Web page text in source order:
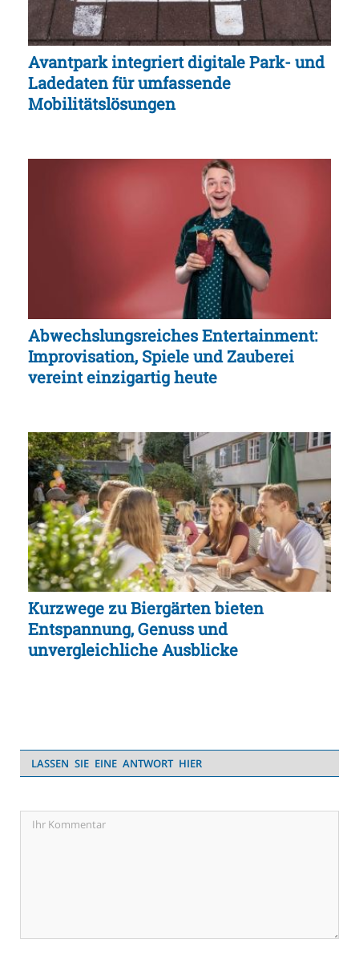
Avantpark integriert digitale Park- und
Ladedaten für umfassende
Mobilitätslösungen
Abwechslungsreiches Entertainment:
Improvisation, Spiele und Zauberei
vereint einzigartig heute
Kurzwege zu Biergärten bieten
Entspannung, Genuss und
unvergleichliche Ausblicke
LASSEN SIE EINE ANTWORT HIER